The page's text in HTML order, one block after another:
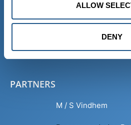
ALLOW
DENY
TA EMOT NYHETER
PARTNERS
M / S Vindhem